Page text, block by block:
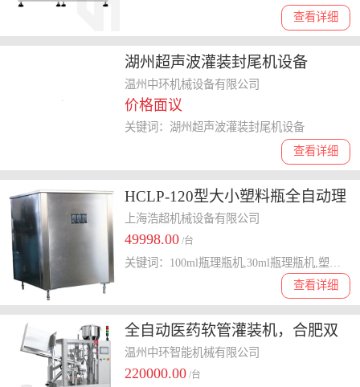
查看详细
湖州超声波灌装封尾机设备
温州中环机械设备有限公司
价格面议
查看详细
关键词：湖州超声波灌装封尾机设备
HCLP-120型大小塑料瓶全自动理
瓶机
上海浩超机械设备有限公司
49998.00 /台
查看详细
全自动医药软管灌装机，合肥双
色牙膏封尾机，清洁面乳灌装封
尾机
温州中环智能机械有限公司
220000.00 /台